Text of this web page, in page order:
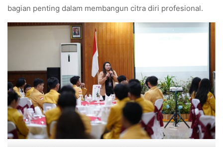
bagian penting dalam membangun citra diri profesional.